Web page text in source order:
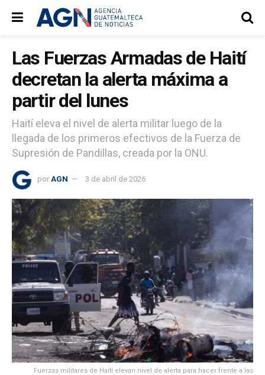
Las Fuerzas Armadas de Haití
decretan la alerta máxima a
partir del lunes
Haití eleva el nivel de alerta militar luego de la
llegada de los primeros efectivos de la Fuerza de
Supresión de Pandillas, creada por la ONU.
por AGN 3 de abril de 2026
Fuerzas militares de Haití elevan nivel de alerta para hacer frente a las